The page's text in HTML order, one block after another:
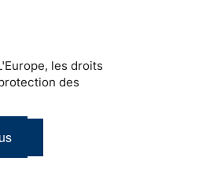
les droits
des